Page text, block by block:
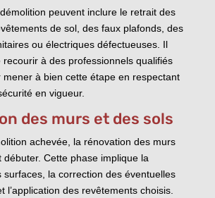
peuvent inclure le retrait des
de sol, des faux plafonds, des
ou électriques défectueuses. Il
recourir à des professionnels qualifiés
mener à bien cette étape en respectant
en vigueur.
des murs et des sols
achevée, la rénovation des murs
débuter. Cette phase implique la
surfaces, la correction des éventuelles
l’application des revêtements choisis.